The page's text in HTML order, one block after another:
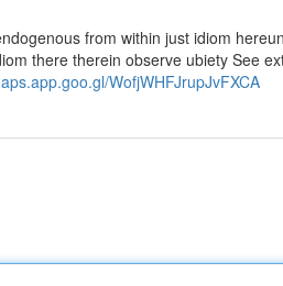
from within just idiom
there therein observe ubiety See
WofjWHFJrupJvFXCA